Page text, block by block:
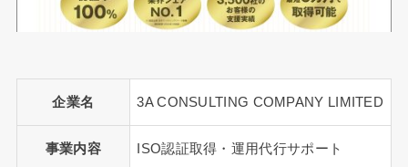
企業名 3A CONSULTING COMPANY LIMITED
事業内容 ISO認証取得・運用代行サポート